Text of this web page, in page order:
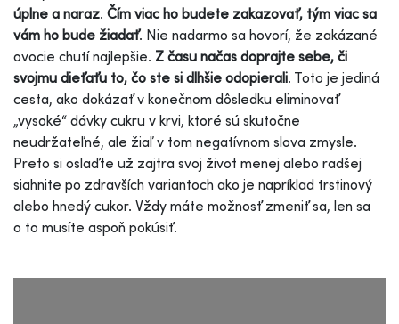
úplne a naraz. Čím viac ho budete zakazovať, tým viac sa
vám ho bude žiadať. Nie nadarmo sa hovorí, že zakázané
ovocie chutí najlepšie. Z času načas doprajte sebe, či
svojmu dieťaťu to, čo ste si dlhšie odopierali. Toto je jediná
cesta, ako dokázať v konečnom dôsledku eliminovať
„vysoké“ dávky cukru v krvi, ktoré sú skutočne
neudržateľné, ale žiaľ v tom negatívnom slova zmysle.
Preto si oslaďte už zajtra svoj život menej alebo radšej
siahnite po zdravších variantoch ako je napríklad trstinový
alebo hnedý cukor. Vždy máte možnosť zmeniť sa, len sa
o to musíte aspoň pokúsiť.